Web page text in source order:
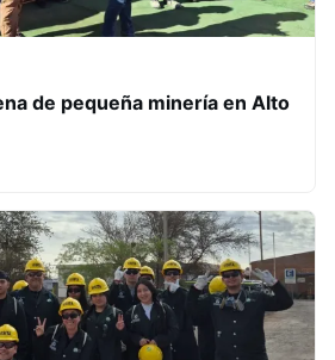
de pequeña minería en Alto